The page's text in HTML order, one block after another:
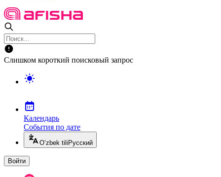
Слишком короткий поисковый запрос
Календарь
События по дате
O’zbek tili Русский
Войти